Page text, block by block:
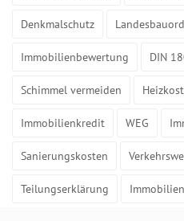
Denkmalschutz
Immobilienbewertung DIN
Schimmel vermeiden
Immobilienkredit WEG
Sanierungskosten
Teilungserklärung